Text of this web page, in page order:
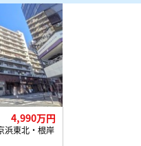
4,990万円
浜東北・根岸